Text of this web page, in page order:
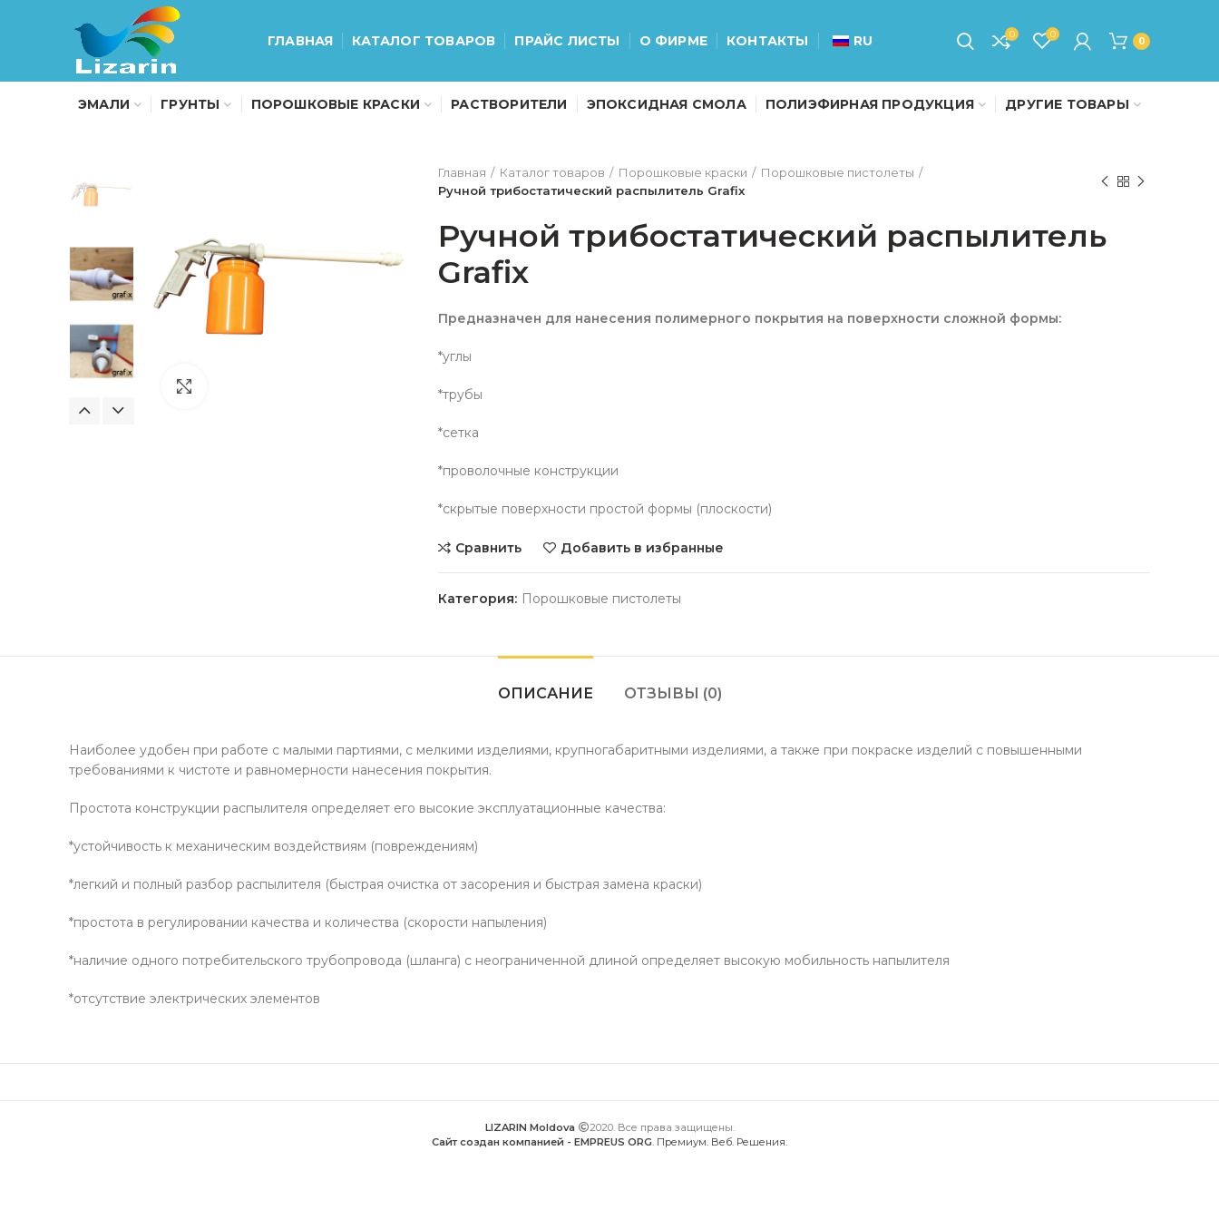
ГЛАВНАЯ КАТАЛОГ ТОВАРОВ ПРАЙС ЛИСТЫ О ФИРМЕ КОНТАКТЫ RU 0 0
0
ЭМАЛИ ГРУНТЫ ПОРОШКОВЫЕ КРАСКИ РАСТВОРИТЕЛИ ЭПОКСИДНАЯ СМОЛА ПОЛИЭФИРНАЯ ПРОДУКЦИЯ ДРУГИЕ ТОВАРЫ
Главная Каталог товаров Порошковые краски
Порошковые пистолеты
Ручной трибостатический распылитель Grafix
Ручной трибостатический распылитель
Grafix
Предназначен для нанесения полимерного покрытия на поверхности сложной формы:
*углы
*трубы
*сетка
*проволочные конструкции
*скрытые поверхности простой формы (плоскости)
Сравнить Добавить в избранные
Категория: Порошковые пистолеты
ОПИСАНИЕ ОТЗЫВЫ (0)
Наиболее удобен при работе с малыми партиями, с мелкими изделиями, крупногабаритными изделиями, а также при покраске изделий с повышенными
требованиями к чистоте и равномерности нанесения покрытия.
Простота конструкции распылителя определяет его высокие эксплуатационные качества:
*устойчивость к механическим воздействиям (повреждениям)
*легкий и полный разбор распылителя (быстрая очистка от засорения и быстрая замена краски)
*простота в регулировании качества и количества (скорости напыления)
*наличие одного потребительского трубопровода (шланга) с неограниченной длиной определяет высокую мобильность напылителя
*отсутствие электрических элементов
LIZARIN Moldova
2020. Все права защищены.
Сайт создан компанией - EMPREUS ORG. Премиум. Веб. Решения.